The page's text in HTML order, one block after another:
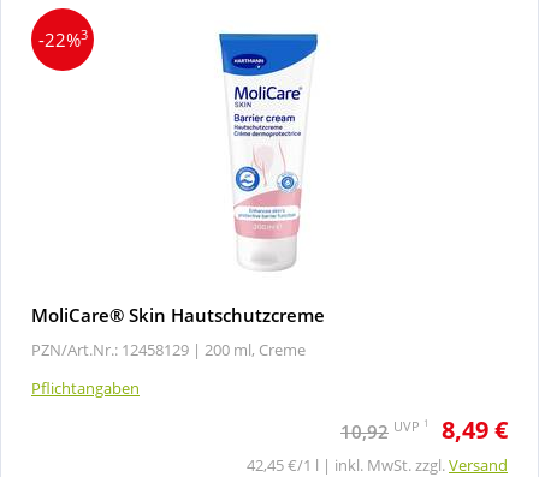
-22%3
MoliCare® Skin Hautschutzcreme
PZN/Art.Nr.: 12458129 | 200 ml, Creme
Pflichtangaben
10,92 UVP 1 8,49 €
42,45 €/1 l | inkl. MwSt. zzgl.Versand